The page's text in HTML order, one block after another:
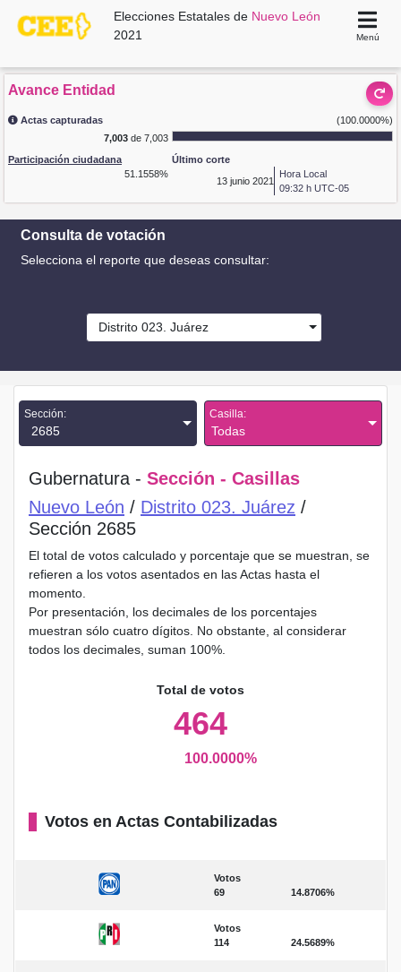
Elecciones Estatales de Nuevo León
2021
Menú
Avance Entidad
Actas capturadas
(100.0000%)
7,003de 7,003
Participación ciudadana
51.1558%
Último corte
13 junio 2021
Hora Local
09:32 h UTC-05
Consulta de votación
Selecciona el reporte que deseas consultar:
Distrito 023. Juárez
Sección:
2685
Casilla:
Todas
Gubernatura - Sección - Casillas
Nuevo León / Distrito 023. Juárez /
Sección 2685
El total de votos calculado y porcentaje que se muestran, se
refieren a los votos asentados en las Actas hasta el
momento.
Por presentación, los decimales de los porcentajes
muestran sólo cuatro dígitos. No obstante, al considerar
todos los decimales, suman 100%.
Total de votos
464
100.0000%
Votos en Actas Contabilizadas
Votos
69
14.8706%
Votos
114
24.5689%